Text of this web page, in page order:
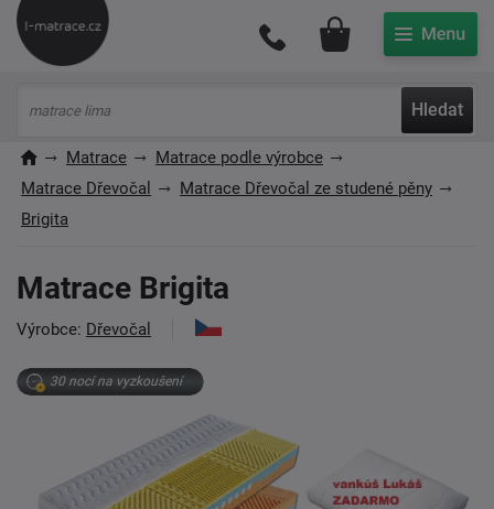
Hledat
Můj účet
Matrace
Matrace podle výrobce
Matrace Dřevočal
Matrace Dřevočal ze studené pěny
Brigita
Matrace Brigita
Výrobce: Dřevočal
30 nocí na vyzkoušení